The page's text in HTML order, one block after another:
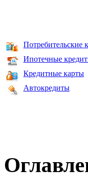
Потребительские
Ипотечные
Кредитные карты
Автокредиты